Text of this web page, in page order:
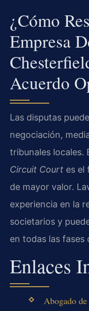
¿Cómo
Empresa
Acuerdo
Las disputas
negociación,
tribunales locales.
Circuit Court es el
de mayor valor.
experiencia en la
societarios y
en todas las fases
Enlaces
Abogado